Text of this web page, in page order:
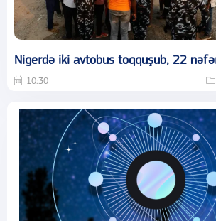
Nigerdə iki avtobus toqquşub, 22
10:30